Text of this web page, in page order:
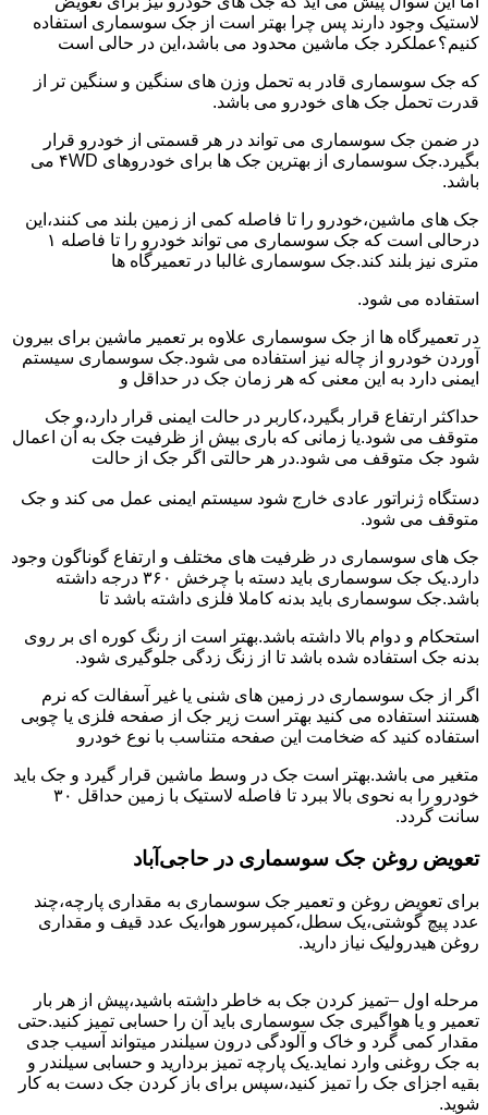
لاستیک وجود دارند پس چرا بهتر است از جک سوسماری استفاده
کنیم؟عملکرد جک ماشین محدود می باشد،این در حالی است
که جک سوسماری قادر به تحمل وزن های سنگین و سنگین تر از
قدرت تحمل جک های خودرو می باشد.
در ضمن جک سوسماری می تواند در هر قسمتی از خودرو قرار
بگیرد.جک سوسماری از بهترین جک ها برای خودروهای ۴WD می
باشد.
جک های ماشین،خودرو را تا فاصله کمی از زمین بلند می کنند،این
درحالی است که جک سوسماری می تواند خودرو را تا فاصله ۱
متری نیز بلند کند.جک سوسماری غالبا در تعمیرگاه ها
استفاده می شود.
در تعمیرگاه ها از جک سوسماری علاوه بر تعمیر ماشین برای بیرون
آوردن خودرو از چاله نیز استفاده می شود.جک سوسماری سیستم
ایمنی دارد به این معنی که هر زمان جک در حداقل و
حداکثر ارتفاع قرار بگیرد،کاربر در حالت ایمنی قرار دارد،و جک
متوقف می شود.یا زمانی که باری بیش از ظرفیت جک به آن اعمال
شود جک متوقف می شود.در هر حالتی اگر جک از حالت
دستگاه ژنراتور عادی خارج شود سیستم ایمنی عمل می کند و جک
متوقف می شود.
جک های سوسماری در ظرفیت های مختلف و ارتفاع گوناگون وجود
دارد.یک جک سوسماری باید دسته با چرخش ۳۶۰ درجه داشته
باشد.جک سوسماری باید بدنه کاملا فلزی داشته باشد تا
استحکام و دوام بالا داشته باشد.بهتر است از رنگ کوره ای بر روی
بدنه جک استفاده شده باشد تا از زنگ زدگی جلوگیری شود.
اگر از جک سوسماری در زمین های شنی یا غیر آسفالت که نرم
هستند استفاده می کنید بهتر است زیر جک از صفحه فلزی یا چوبی
استفاده کنید که ضخامت این صفحه متناسب با نوع خودرو
متغیر می باشد.بهتر است جک در وسط ماشین قرار گیرد و جک باید
خودرو را به نحوی بالا ببرد تا فاصله لاستیک با زمین حداقل ۳۰
سانت گردد.
تعویض روغن جک سوسماری در حاجی‌آباد
برای تعویض روغن و تعمیر جک سوسماری به مقداری پارچه،چند
عدد پیچ گوشتی،یک سطل،کمپرسور هوا،یک عدد قیف و مقداری
روغن هیدرولیک نیاز دارید.
مرحله اول –تمیز کردن جک به خاطر داشته باشید،پیش از هر بار
تعمیر و یا هواگیری جک سوسماری باید آن را حسابی تمیز کنید.حتی
مقدار کمی گرد و خاک و آلودگی درون سیلندر میتواند آسیب جدی
به جک روغنی وارد نماید.یک پارچه تمیز بردارید و حسابی سیلندر و
بقیه اجزای جک را تمیز کنید،سپس برای باز کردن جک دست به کار
شوید.